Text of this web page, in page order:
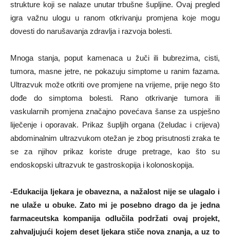
strukture koji se nalaze unutar trbušne šupljine. Ovaj pregled
igra važnu ulogu u ranom otkrivanju promjena koje mogu
dovesti do narušavanja zdravlja i razvoja bolesti.
Mnoga stanja, poput kamenaca u žuči ili bubrezima, cisti,
tumora, masne jetre, ne pokazuju simptome u ranim fazama.
Ultrazvuk može otkriti ove promjene na vrijeme, prije nego što
dođe do simptoma bolesti. Rano otkrivanje tumora ili
vaskularnih promjena značajno povećava šanse za uspješno
liječenje i oporavak. Prikaz šupljih organa (želudac i crijeva)
abdominalnim ultrazvukom otežan je zbog prisutnosti zraka te
se za njihov prikaz koriste druge pretrage, kao što su
endoskopski ultrazvuk te gastroskopija i kolonoskopija.
-Edukacija ljekara je obavezna, a nažalost nije se ulagalo i
ne ulaže u obuke. Zato mi je posebno drago da je jedna
farmaceutska kompanija odlučila podržati ovaj projekt,
zahvaljujući kojem deset ljekara stiče nova znanja, a uz to